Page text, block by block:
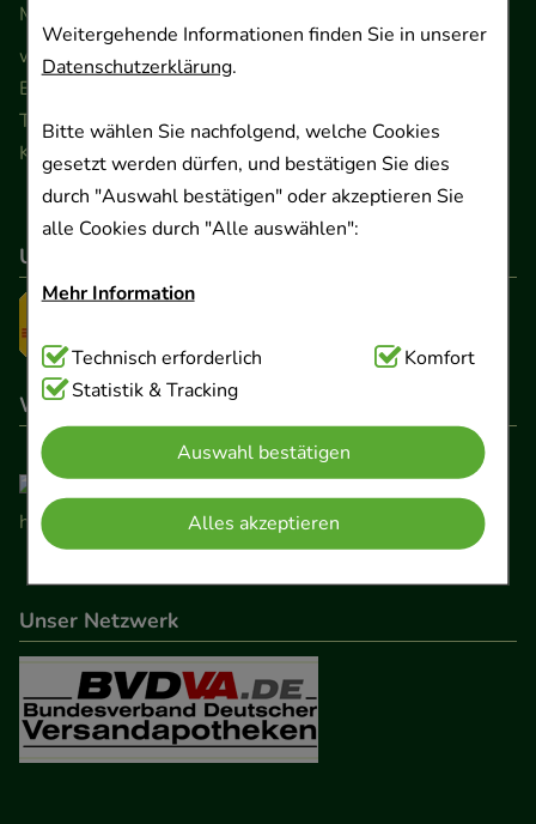
Weitergehende Informationen finden Sie in unserer
Datenschutzerklärung.
Bitte wählen Sie nachfolgend, welche Cookies
gesetzt werden dürfen, und bestätigen Sie dies
durch "Auswahl bestätigen" oder akzeptieren Sie
alle Cookies durch "Alle auswählen":
Mehr Information
Technisch Notwendig:Hierbei handelt es sich um
Cookies, die für die Grundfunktionen unserer
Website notwendig sind (z.B. Navigation,
Warenkorb, Kundenkonto), weshalb auf diese nicht
verzichtet werden kann.
Komfort:Diese Cookies werden genutzt um das
Einkaufserlebnis noch ansprechender zu gestalten,
beispielsweise für die Wiedererkennung des
Besuchers oder unsere Seite an bevorzugte
Verhaltensweisen (z.B. Spracheinstellung)
anzupassen. Komfort-Cookies ermöglichen es uns
auch auf Ihre Bedürfnisse zugeschrittene Inhalte
Technisch erforderlich
Komfort
Statistik & Tracking
Auswahl bestätigen
Alles akzeptieren
Montag - Freitag von 9.00 bis 17.00 Uhr
www.ApoSalis.de · E-Mail:
Ernst-August-Platz 2 · 30159 Hannover
Telefon 0511 89 71 80 0 · Fax 0511 89 71 80 11
Kontaktformular
Unser Versanddienstleister
Wir sind hier gelistet
Unser Netzwerk